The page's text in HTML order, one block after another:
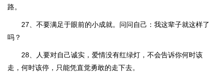
路。
27、不要满足于眼前的小成就。问问自己：我这辈子就这样了
吗？
28、人要对自己诚实，爱情没有红绿灯，不会告诉你何时该
走，何时该停，只能凭直觉勇敢的走下去。